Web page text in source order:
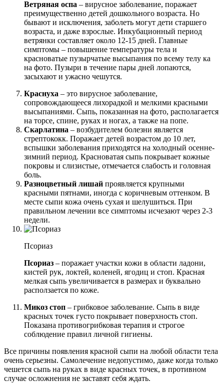
Ветряная оспа – вирусное заболевание, поражает
преимущественно детей дошкольного возраста. Но
бывают и исключения, заболеть могут дети старшего
возраста, и даже взрослые. Инкубационный период
ветрянки составляет около 12-15 дней. Главные
симптомы – повышение температуры тела и
красноватые пузырчатые высыпания по всему телу ка
на фото. Пузыри в течение пары дней лопаются,
засыхают и ужасно чешутся.
Краснуха – это вирусное заболевание,
сопровождающееся лихорадкой и мелкими красными
высыпаниями. Сыпь, показанная на фото, располагается
на торсе, спине, руках и ногах, а также на попе.
Скарлатина – возбудителем болезни является
стрептококк. Поражает детей возрастом до 10 лет,
вспышки заболевания приходятся на холодный осенне-
зимний период. Красноватая сыпь покрывает кожные
покровы и слизистые, отмечается слабость и головная
боль.
Разноцветный лишай проявляется крупными
красными пятнами, иногда с коричневым оттенком. В
месте сыпи кожа очень сухая и шелушиться. При
правильном лечении все симптомы исчезают через 2-3
недели.
Псориаз
Псориаз – поражает участки кожи в области ладони,
кистей рук, локтей, коленей, ягодиц и стоп. Красная
мелкая сыпь увеличивается в размерах и буквально
расползается по коже.
Микоз стоп – грибковое заболевание. Сыпь в виде
красных точек густо покрывает поверхность стоп.
Показана противогрибковая терапия и строгое
соблюдение правил личной гигиены.
Все причины появления красной сыпи на любой области тела
очень серьезны. Самолечение недопустимо, даже когда только
чешется сыпь на руках в виде красных точек, в противном
случае осложнения не заставят себя ждать.